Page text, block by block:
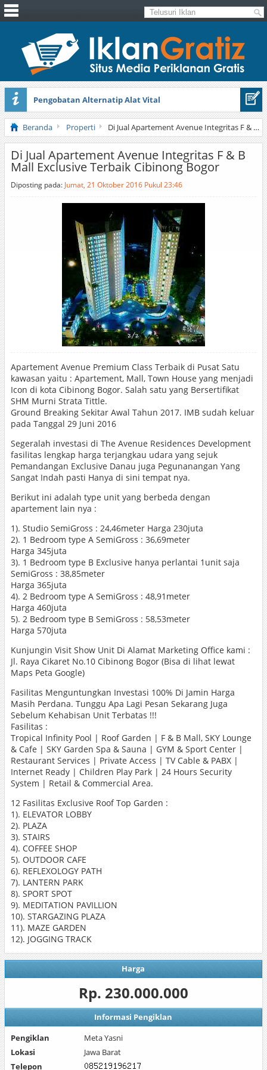
Pengobatan Alternatip Alat Vital
Pita Cantik Pesona
Beranda Properti Di Jual Apartement Avenue Integritas F & B Mall Exclusive Terbaik Cibinong Bogor
Di Jual Apartement Avenue Integritas F & B
Mall Exclusive Terbaik Cibinong Bogor
Diposting pada: Jumat, 21 Oktober 2016 Pukul 23:46
Apartement Avenue Premium Class Terbaik di Pusat Satu
kawasan yaitu : Apartement, Mall, Town House yang menjadi
Icon di kota Cibinong Bogor. Salah satu yang Bersertifikat
SHM Murni Strata Tittle.
Ground Breaking Sekitar Awal Tahun 2017. IMB sudah keluar
pada Tanggal 29 Juni 2016
Segeralah investasi di The Avenue Residences Development
fasilitas lengkap harga terjangkau udara yang sejuk
Pemandangan Exclusive Danau juga Pegunanangan Yang
Sangat Indah pasti Hanya di sini tempat nya.
Berikut ini adalah type unit yang berbeda dengan
apartement lain nya :
1). Studio SemiGross : 24,46meter Harga 230juta
2). 1 Bedroom type A SemiGross : 36,69meter
Harga 345juta
3). 1 Bedroom type B Exclusive hanya perlantai 1unit saja
SemiGross : 38,85meter
Harga 365juta
4). 2 Bedroom type A SemiGross : 48,91meter
Harga 460juta
5). 2 Bedroom type B SemiGross : 58,53meter
Harga 570juta
Kunjungin Visit Show Unit Di Alamat Marketing Office kami :
Jl. Raya Cikaret No.10 Cibinong Bogor (Bisa di lihat lewat
Maps Peta Google)
Fasilitas Menguntungkan Investasi 100% Di Jamin Harga
Masih Perdana. Tunggu Apa Lagi Pesan Sekarang Juga
Sebelum Kehabisan Unit Terbatas !!!
Fasilitas :
Tropical Infinity Pool | Roof Garden | F & B Mall, SKY Lounge
& Cafe | SKY Garden Spa & Sauna | GYM & Sport Center |
Restaurant Services | Private Access | TV Cable & PABX |
Internet Ready | Children Play Park | 24 Hours Security
System | Retail & Commercial Area.
12 Fasilitas Exclusive Roof Top Garden :
1). ELEVATOR LOBBY
2). PLAZA
3). STAIRS
4). COFFEE SHOP
5). OUTDOOR CAFE
6). REFLEXOLOGY PATH
7). LANTERN PARK
8). SPORT SPOT
9). MEDITATION PAVILLION
10). STARGAZING PLAZA
11). MAZE GARDEN
12). JOGGING TRACK
Harga
Rp. 230.000.000
Informasi Pengiklan
Pengiklan
Meta Yasni
Lokasi
Jawa Barat
Telepon